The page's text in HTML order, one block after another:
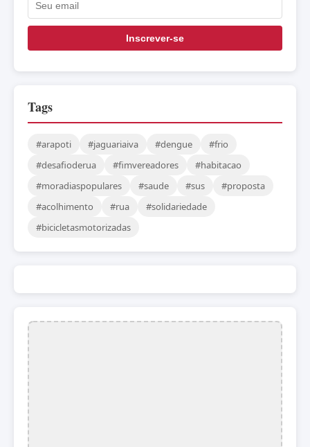
Inscrever-se
Tags
#arapoti #jaguariaiva #dengue
#frio
#desafioderua
#fimvereadores
#habitacao
#moradiaspopulares
#saude #sus
#proposta
#acolhimento
#rua
#solidariedade
#bicicletasmotorizadas